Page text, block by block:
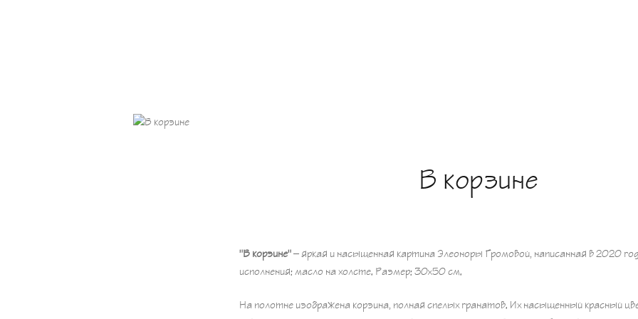
В корзине
"В корзине"– яркая и насыщенная картина Элеоноры Громовой, написанная в 2020
исполнения: масло на холсте. Размер: 30x50 см.
На полотне изображена корзина, полная спелых гранатов. Их насыщенный красный